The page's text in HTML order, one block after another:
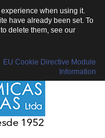
when using it.
have already been set. To
delete them, see our